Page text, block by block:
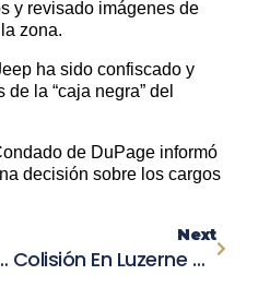
y revisado imágenes de
zona.
ha sido confiscado y
la “caja negra” del
de DuPage informó
decisión sobre los cargos
Amador Enfrenta Graves Cargos
Next
Colisión En Luzerne Deja A Viviendas Y Negocios Sin Energía: Mujer Resulta Herida